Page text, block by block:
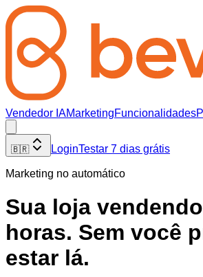
Vendedor IAMarketingFuncionalidades
🇧🇷 LoginTestar 7 dias grátis
Marketing no automático
Sua loja
horas. Sem você
estar lá.